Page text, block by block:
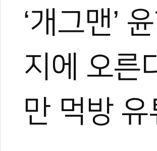
‘개그맨’
지에 오른
만 먹방